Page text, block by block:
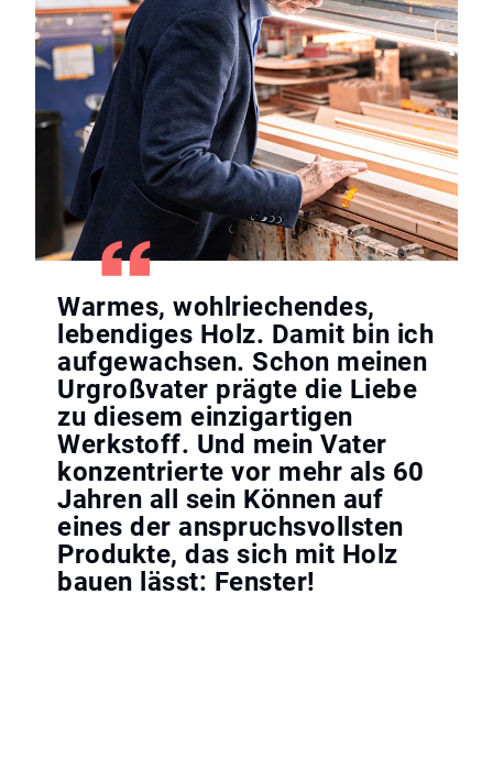
Warmes, wohlriechendes,
lebendiges Holz. Damit bin ich
aufgewachsen. Schon meinen
Urgroßvater prägte die Liebe
zu diesem einzigartigen
Werkstoff. Und mein Vater
konzentrierte vor mehr als 60
Jahren all sein Können auf
eines der anspruchsvollsten
Produkte, das sich mit Holz
bauen lässt: Fenster!